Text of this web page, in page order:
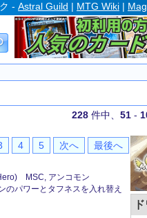
- Astral Guild | MTG Wiki |
228 件中、 51 -
4 5 次へ 最後へ
MSC, アンコモン
パワーとタフネスを入れ替え